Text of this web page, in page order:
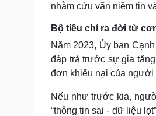
Nhi khoa
Làm đẹp - giảm cân
Phòng mạch online
Ăn sạch sống khỏe
Cải chính
nhằm cứu vãn niềm tin
Bộ tiêu chí ra đời từ
Năm 2023, Ủy ban
đáp trả trước sự gia
đơn khiếu nại của người
Nếu như trước kia,
“thông tin sai - dữ liệu